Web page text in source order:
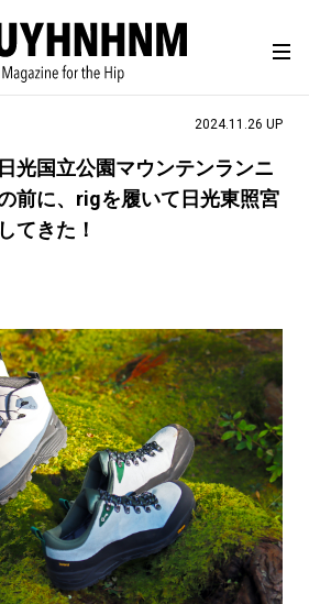
BLOG SNAP
、カルチャー、ライフスタイルWEBマガジン
#憧れの逸品
#MONTHLY JOURNAL
#フイナムのYouTube
#FOCUS IT #AH.H
#MUSIC #MOVIE
#OUTDOOR
HANDBOOK
2024.11.26 UP
光国立公園マウンテンランニ
前に、rigを履いて日光東照宮
てきた！